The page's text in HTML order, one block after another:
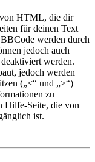
von HTML, die dir
für deinen Text
werden durch
jedoch auch
werden.
jedoch werden
(„<“ und „>“)
zu
Hilfe-Seite, die von
ist.